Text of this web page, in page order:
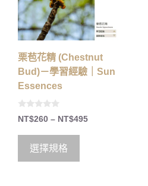
栗苞花精 (Chestnut
Bud)－學習經驗｜Sun
Essences
0
o
5
NT$260 – NT$495
選擇規格